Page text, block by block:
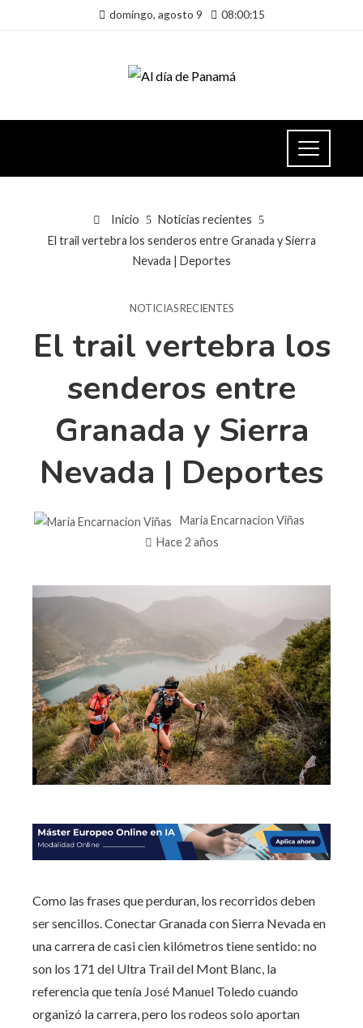
domingo, agosto 9 08:00:15
Inicio
Noticias recientes
El trail vertebra los senderos entre Granada y Sierra
Nevada | Deportes
NOTICIAS RECIENTES
El trail vertebra los
senderos entre
Granada y Sierra
Nevada | Deportes
Maria Encarnacion Viñas
Hace 2 años
Como las frases que perduran, los recorridos deben
ser sencillos. Conectar Granada con Sierra Nevada en
una carrera de casi cien kilómetros tiene sentido: no
son los 171 del Ultra Trail del Mont Blanc, la
referencia que tenía José Manuel Toledo cuando
organizó la carrera, pero los rodeos solo aportan